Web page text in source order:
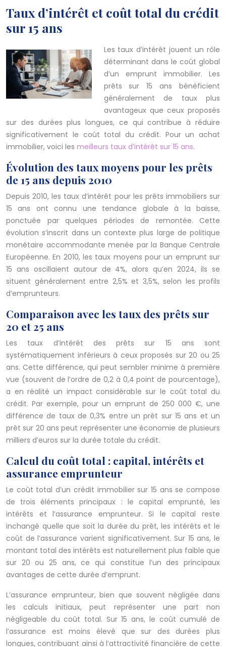
Taux d’intérêt et coût total du crédit
sur 15 ans
Les taux d’intérêt jouent un rôle
déterminant dans le coût global
d’un emprunt immobilier. Les
prêts sur 15 ans bénéficient
généralement de taux plus
avantageux que ceux proposés
sur des durées plus longues, ce qui contribue à réduire
significativement le coût total du crédit. Pour un achat
immobilier, voici les meilleurs taux d’intérêt sur 15 ans.
Évolution des taux moyens pour les prêts
de 15 ans depuis 2010
Depuis 2010, les taux d’intérêt pour les prêts immobiliers sur
15 ans ont connu une tendance globale à la baisse,
ponctuée par quelques périodes de remontée. Cette
évolution s’inscrit dans un contexte plus large de politique
monétaire accommodante menée par la Banque Centrale
Européenne. En 2010, les taux moyens pour un emprunt sur
15 ans oscillaient autour de 4%, alors qu’en 2024, ils se
situent généralement entre 2,5% et 3,5%, selon les profils
d’emprunteurs.
Comparaison avec les taux des prêts sur
20 et 25 ans
Les taux d’intérêt des prêts sur 15 ans sont
systématiquement inférieurs à ceux proposés sur 20 ou 25
ans. Cette différence, qui peut sembler minime à première
vue (souvent de l’ordre de 0,2 à 0,4 point de pourcentage),
a en réalité un impact considérable sur le coût total du
crédit. Par exemple, pour un emprunt de 250 000 €, une
différence de taux de 0,3% entre un prêt sur 15 ans et un
prêt sur 20 ans peut représenter une économie de plusieurs
milliers d’euros sur la durée totale du crédit.
Calcul du coût total : capital, intérêts et
assurance emprunteur
Le coût total d’un crédit immobilier sur 15 ans se compose
de trois éléments principaux : le capital emprunté, les
intérêts et l’assurance emprunteur. Si le capital reste
inchangé quelle que soit la durée du prêt, les intérêts et le
coût de l’assurance varient significativement. Sur 15 ans, le
montant total des intérêts est naturellement plus faible que
sur 20 ou 25 ans, ce qui constitue l’un des principaux
avantages de cette durée d’emprunt.
L’assurance emprunteur, bien que souvent négligée dans
les calculs initiaux, peut représenter une part non
négligeable du coût total. Sur 15 ans, le coût cumulé de
l’assurance est moins élevé que sur des durées plus
longues, contribuant ainsi à l’attractivité financière de cette